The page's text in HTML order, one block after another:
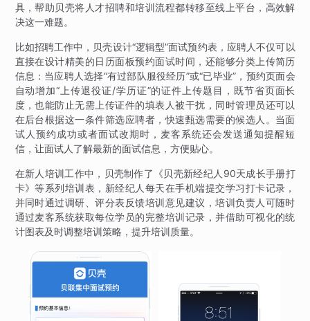
具，帮助贝壳将人才招聘和培训流程都转移至线上平台，高效解
决这一难题。
比如招聘工作中，贝壳设计“逻辑型”面试预约表，应聘人不仅可以
直接在设计精美的日历面板预约面试时间，还能够分类上传简历
信息：当应聘人选择“有过部队服役经历”或“已毕业”，预约页面会
自动增加“上传退役证/学历证”的证件上传题目，既节省页面长
度，也能防止无需上传证件的填表人被干扰，同时管理员还可以
在后台根据这一条件筛选应聘者，快速甄选需要的候选人。当面
试人预约成功或者面试改期时，麦客系统还会发送通知提醒短
信，让面试人了解最新的面试信息，方便贴心。
在新人培训工作中，贝壳制作了《贝壳新经纪人90天成长手册打
卡》等系列培训表，新经纪人每天在手机端提交学习打卡记录，
并同时通过调研、评分表反馈培训意见建议，培训负责人可随时
通过麦客系统获取每位学员的完整培训记录，并借助可视化的统
计图表及时调整培训策略，提升培训质量。